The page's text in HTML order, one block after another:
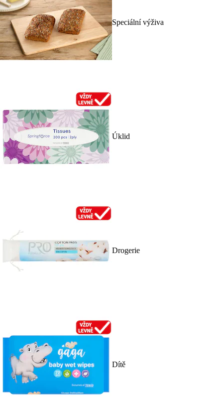
Speciální výživa
Úklid
Drogerie
Dítě